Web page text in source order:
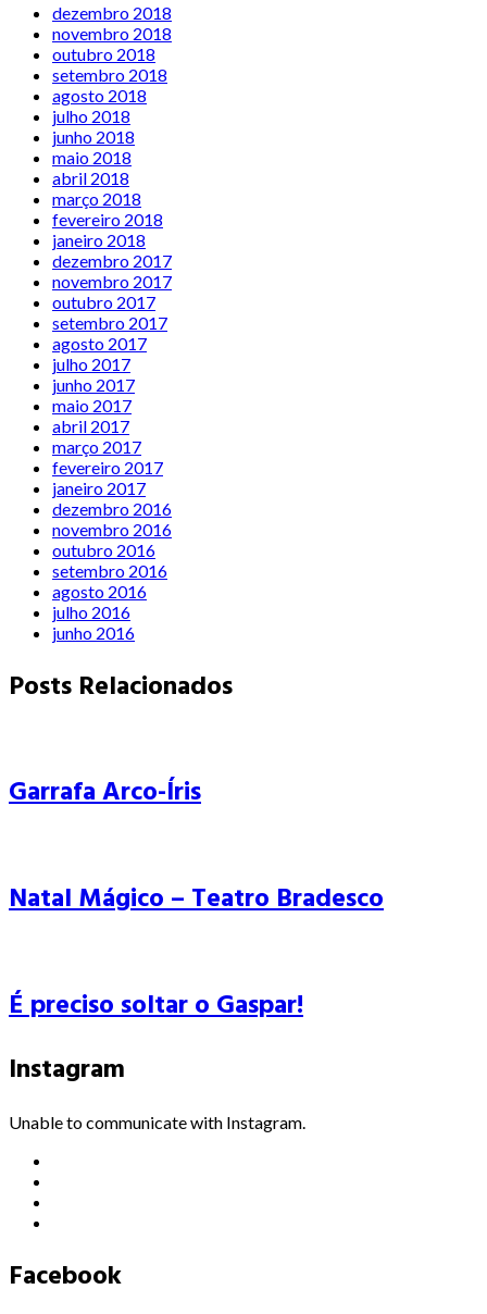
dezembro 2018
novembro 2018
outubro 2018
setembro 2018
agosto 2018
julho 2018
junho 2018
maio 2018
abril 2018
março 2018
fevereiro 2018
janeiro 2018
dezembro 2017
novembro 2017
outubro 2017
setembro 2017
agosto 2017
julho 2017
junho 2017
maio 2017
abril 2017
março 2017
fevereiro 2017
janeiro 2017
dezembro 2016
novembro 2016
outubro 2016
setembro 2016
agosto 2016
julho 2016
junho 2016
Posts Relacionados
Garrafa Arco-Íris
Natal Mágico – Teatro Bradesco
É preciso soltar o Gaspar!
Instagram
Unable to communicate with Instagram.
Facebook